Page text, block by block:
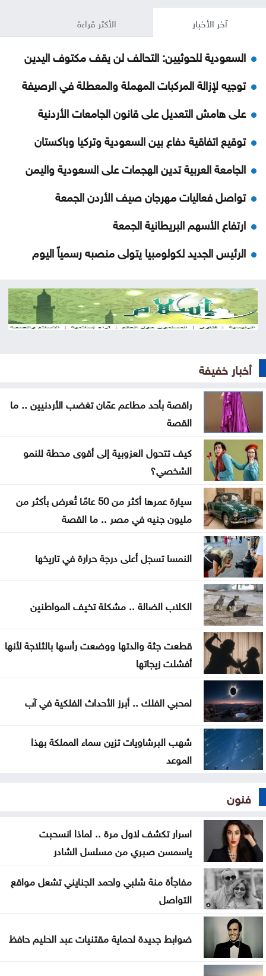
آخر الأخبار الأكثر قراءة
السعودية للحوثيين: التحالف لن يقف مكتوف اليدين
توجيه لإزالة المركبات المهملة والمعطلة في الرصيفة
على هامش التعديل على قانون الجامعات الأردنية
توقيع اتفاقية دفاع بين السعودية وتركيا وباكستان
الجامعة العربية تدين الهجمات على السعودية واليمن
تواصل فعاليات مهرجان صيف الأردن الجمعة
ارتفاع الأسهم البريطانية الجمعة
الرئيس الجديد لكولومبيا يتولى منصبه رسمياً اليوم
إردوغان يصل إلى جدة
ارتفاع كبير في الصادرات والواردات الصينية
الاحتلال يلقي قنبلة باتجاه جرافة للجيش اللبناني
بالمنصوري
خلّف قتلى وجرحى .. هجوم حوثي بالمسيّرات على مأرب
العثور على جثة شخص داخل حفرة في الكورة
الاحتلال يقصف بلدة ميس الجبل جنوبي لبنان
أخبار خفيفة
راقصة بأحد مطاعم عمّان تغضب الأردنيين .. ما
القصة
كيف تتحول العزوبية إلى أقوى محطة للنمو
الشخصي؟
سيارة عمرها أكثر من 50 عامًا تُعرض بأكثر من
مليون جنيه في مصر .. ما القصة
النمسا تسجل أعلى درجة حرارة في تاريخها
الكلاب الضالة .. مشكلة تخيف المواطنين
قطعت جثة والدتها ووضعت رأسها بالثلاجة لأنها
أفشلت زيجاتها
لمحبي الفلك .. أبرز الأحداث الفلكية في آب
شهب البرشاويات تزين سماء المملكة بهذا
الموعد
فنون
اسرار تكشف لاول مرة .. لماذا انسحبت
ياسمسن صبري من مسلسل الشادر
مفاجأة منة شلبي واحمد الجنايني تشعل مواقع
التواصل
ضوابط جديدة لحماية مقتنيات عبد الحليم حافظ